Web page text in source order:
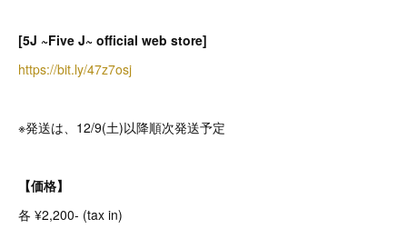
[5J ~Five J~ official web store]
https://bit.ly/47z7osj
※発送は、12/9(土)以降順次発送予定
【価格】
各 ¥2,200- (tax in)